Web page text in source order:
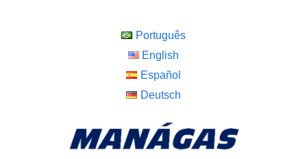
Português
English
Español
Deutsch